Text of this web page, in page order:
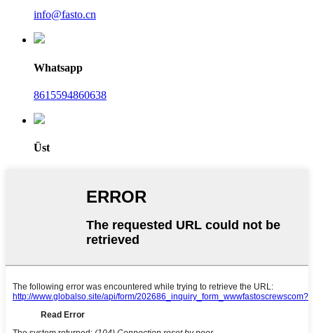
info@fasto.cn
Whatsapp
8615594860638
Üst